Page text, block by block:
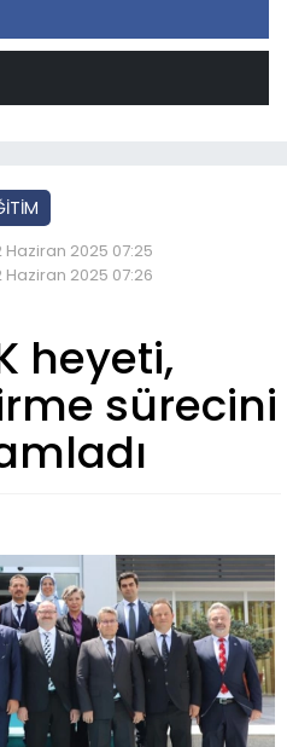
Haziran 2025 07:25
2025 07:26
heyeti,
sürecini